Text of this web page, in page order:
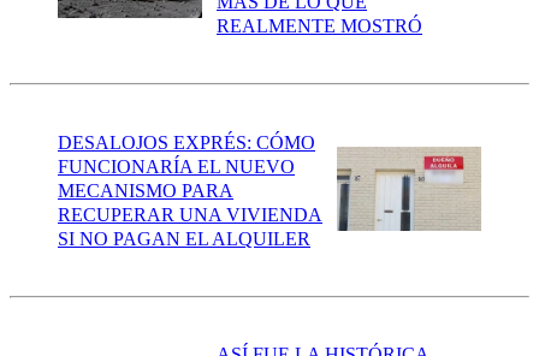
REALMENTE MOSTRÓ
DESALOJOS EXPRÉS: CÓMO
FUNCIONARÍA EL NUEVO
MECANISMO PARA
RECUPERAR UNA VIVIENDA
SI NO PAGAN EL ALQUILER